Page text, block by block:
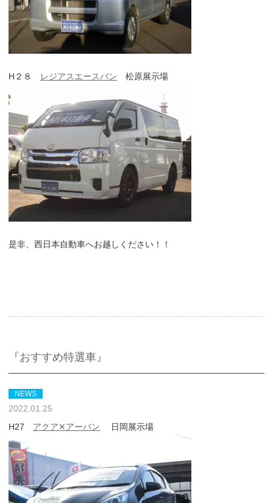
H２８ レジアスエースバン 松原展示場
是非、西日本自動車へお越しください！！
『おすすめ特選車』
NEWS
2022.01.25
H27 アクア✕アーバン 日岡展示場